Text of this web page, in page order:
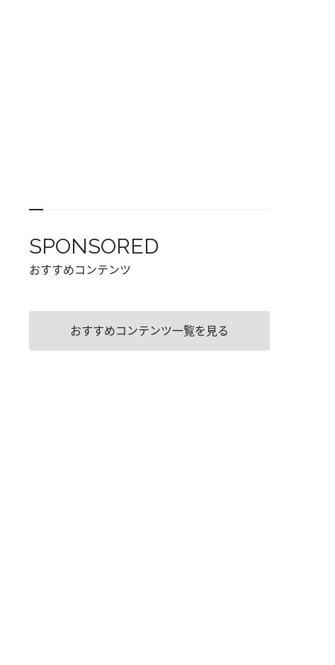
SPONSORED
おすすめコンテンツ
おすすめコンテンツ一覧を見る